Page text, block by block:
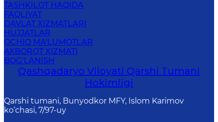
TASHKILOT HAQIDA
FAOLIYAT
DAVLAT XIZMATLARI
HUJJATLAR
OCHIQ MA'LUMOTLAR
AXBOROT XIZMATI
BOG‘LANISH
Qashqadaryo Viloyati Qarshi Tumani
Hokimligi
Qarshi tumani, Bunyodkor MFY, Islom Karimov
ko‘chasi, 7/97-uy